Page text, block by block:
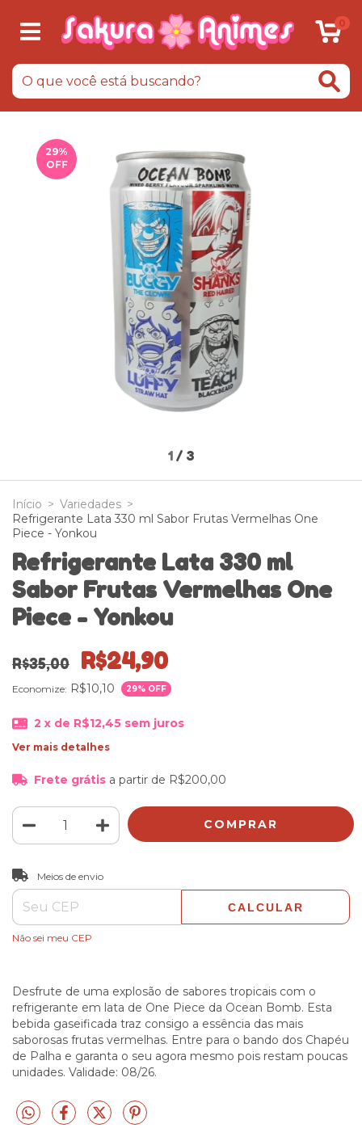
0
29%
OFF
1 / 3
Início > Variedades >
Refrigerante Lata 330 ml Sabor Frutas Vermelhas One
Piece - Yonkou
Refrigerante Lata 330 ml
Sabor Frutas Vermelhas One
Piece - Yonkou
R$35,00 R$24,90
Economize: R$10,10 29% OFF
2 x de R$12,45 sem juros
Ver mais detalhes
Frete grátis a partir de R$200,00
Entregas para o CEP:
Meios de envio
CALCULAR
Não sei meu CEP
Desfrute de uma explosão de sabores tropicais com o
refrigerante em lata de One Piece da Ocean Bomb. Esta
bebida gaseificada traz consigo a essência das mais
saborosas frutas vermelhas. Entre para o bando dos Chapéu
de Palha e garanta o seu agora mesmo pois restam poucas
unidades. Validade: 08/26.